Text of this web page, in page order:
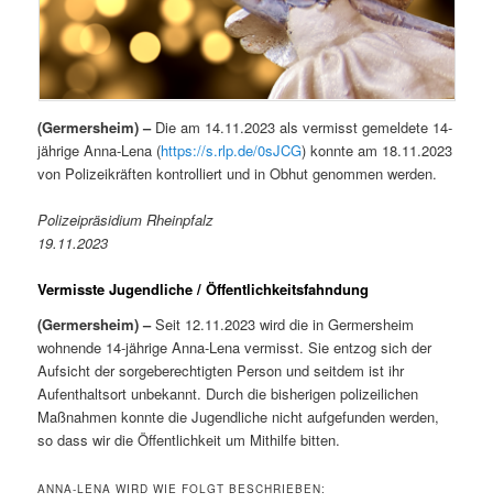
(Germersheim) –Die am 14.11.2023 als vermisst gemeldete 14-
jährige Anna-Lena (https://s.rlp.de/0sJCG) konnte am 18.11.2023
von Polizeikräften kontrolliert und in Obhut genommen werden.
Polizeipräsidium Rheinpfalz
19.11.2023
Vermisste Jugendliche / Öffentlichkeitsfahndung
(Germersheim) –Seit 12.11.2023 wird die in Germersheim
wohnende 14-jährige Anna-Lena vermisst. Sie entzog sich der
Aufsicht der sorgeberechtigten Person und seitdem ist ihr
Aufenthaltsort unbekannt. Durch die bisherigen polizeilichen
Maßnahmen konnte die Jugendliche nicht aufgefunden werden,
so dass wir die Öffentlichkeit um Mithilfe bitten.
ANNA-LENA WIRD WIE FOLGT BESCHRIEBEN: